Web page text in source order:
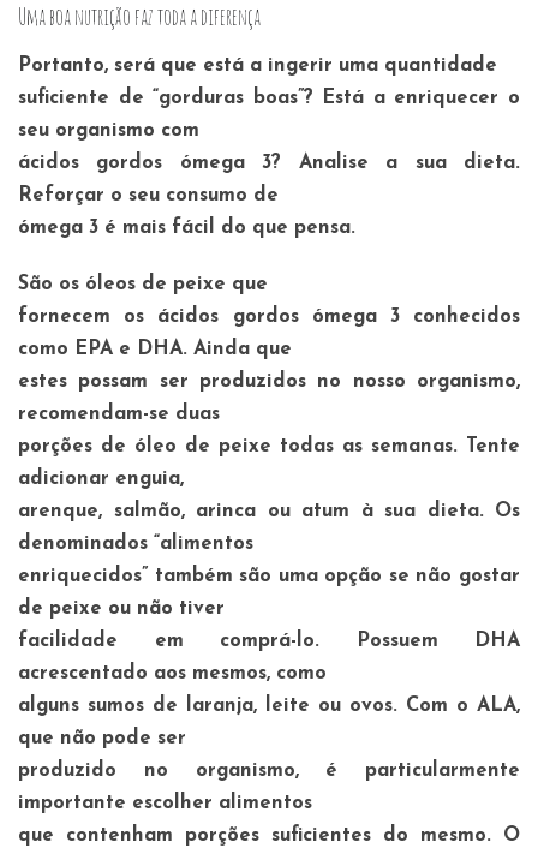
Uma boa nutrição faz toda a diferença
Portanto, será que está a ingerir uma quantidade
suficiente de “gorduras boas”? Está a enriquecer o
seu organismo com
ácidos gordos ómega 3? Analise a sua dieta.
Reforçar o seu consumo de
ómega 3 é mais fácil do que pensa.
São os óleos de peixe que
fornecem os ácidos gordos ómega 3 conhecidos
como EPA e DHA. Ainda que
estes possam ser produzidos no nosso organismo,
recomendam-se duas
porções de óleo de peixe todas as semanas. Tente
adicionar enguia,
arenque, salmão, arinca ou atum à sua dieta. Os
denominados “alimentos
enriquecidos” também são uma opção se não gostar
de peixe ou não tiver
facilidade em comprá-lo. Possuem DHA
acrescentado aos mesmos, como
alguns sumos de laranja, leite ou ovos. Com o ALA,
que não pode ser
produzido no organismo, é particularmente
importante escolher alimentos
que contenham porções suficientes do mesmo. O